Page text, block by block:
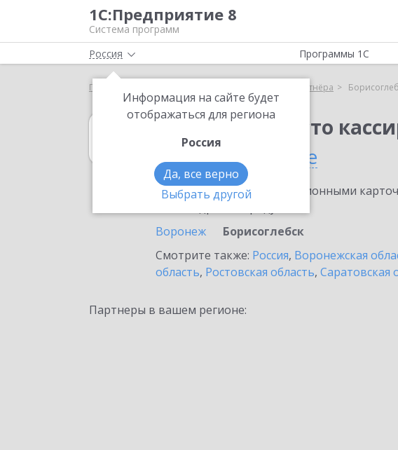
1С:Предприятие 8
Система программ
Россия
Информация на сайте будет
отображаться для региона
Россия
Да, все верно
Выбрать другой
Программы 1С
Главная Выбор партнёра
1С:Рабочее место
в Борисоглебске
Ознакомьтесь с информационными
Воронеж
Борисоглебск
Смотрите также: Россия, Воронежская
область, Ростовская область, Саратовская
Партнеры в вашем регионе: